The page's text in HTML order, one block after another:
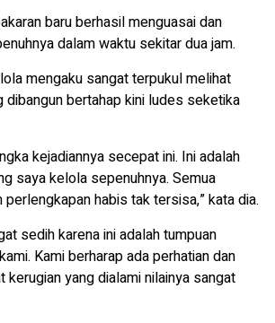
baru berhasil menguasai dan
dalam waktu sekitar dua jam.
mengaku sangat terpukul melihat
dibangun bertahap kini ludes seketika
kejadiannya secepat ini. Ini adalah
saya kelola sepenuhnya. Semua
perlengkapan habis tak tersisa,” kata dia.
sedih karena ini adalah tumpuan
Kami berharap ada perhatian dan
kerugian yang dialami nilainya sangat